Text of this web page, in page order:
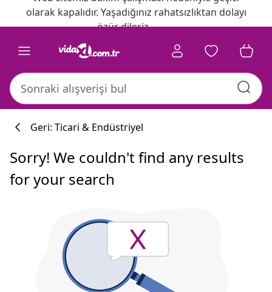
olarak kapalıdır. Yaşadığınız rahatsızlıktan dolayı
özür dileriz.
Geri: Ticari & Endüstriyel
Sorry! We couldn't find any results
for your search